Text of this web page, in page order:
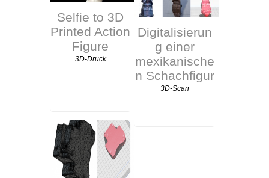
Selfie to 3D
Printed Action
Figure
3D-Druck
Digitalisierun
g einer
mexikanische
n Schachfigur
3D-Scan